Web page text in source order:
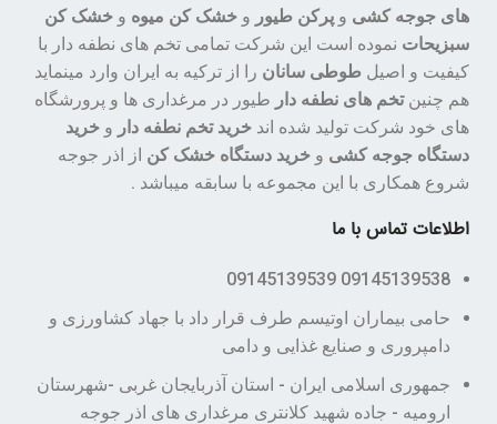
های جوجه کشی وپرکن طیور وخشک کن میوه وخشک کن
سبزیحات نموده است این شرکت تمامی تخم های نطفه دار با
کیفیت و اصیلطوطی سانان را از ترکیه به ایران وارد مینماید
هم چنینتخم های نطفه دار طیور در مرغداری ها و پرورشگاه
های خود شرکت تولید شده اندخرید تخم نطفه دار وخرید
دستگاه جوجه کشی وخرید دستگاه خشک کن از اذر جوجه
شروع همکاری با این مجموعه با سابقه میباشد .
اطلاعات تماس با ما
09145139538 09145139539
حامی بیماران اوتیسم طرف قرار داد با جهاد کشاورزی و
دامپروری و صنایع غذایی و دامی
جمهوری اسلامی ایران - استان آذربایجان غربی -شهرستان
ارومیه - جاده شهید کلانتری مرغداری های اذر جوجه